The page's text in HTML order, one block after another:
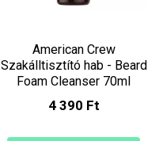
American Crew
Szakálltisztító hab - Beard
Foam Cleanser 70ml
4 390 Ft